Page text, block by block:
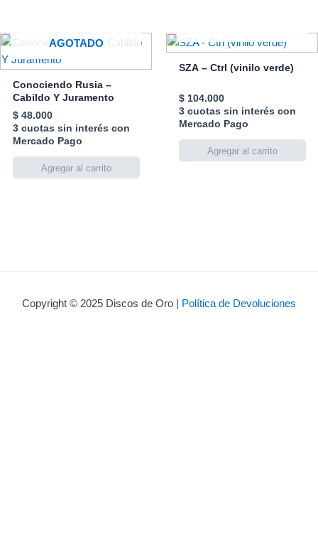
AGOTADO
Conociendo Rusia –
Cabildo Y Juramento
$48.000
3 cuotas sin interés con
Mercado Pago
SZA – Ctrl (vinilo verde)
$104.000
3 cuotas sin interés con
Mercado Pago
Copyright © 2025 Discos de Oro | Política de Devoluciones